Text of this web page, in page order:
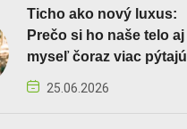
Ticho ako nový luxus:
Prečo si ho naše telo aj
myseľ čoraz viac pýtajú
25.06.2026